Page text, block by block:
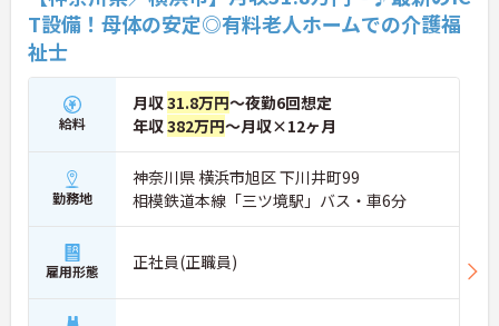
T設備！母体の安定◎有料老人ホームでの介護福
祉士
給料
月収31.8万円～夜勤6回想定
年収382万円～月収×12ヶ月
勤務地
神奈川県 横浜市旭区 下川井町99
相模鉄道本線「三ツ境駅」バス・車6分
雇用形態 正社員(正職員)